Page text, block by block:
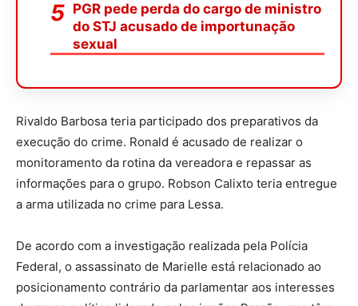
PGR pede perda do cargo de ministro
do STJ acusado de importunação
sexual
Rivaldo Barbosa teria participado dos preparativos da
execução do crime. Ronald é acusado de realizar o
monitoramento da rotina da vereadora e repassar as
informações para o grupo. Robson Calixto teria entregue
a arma utilizada no crime para Lessa.
De acordo com a investigação realizada pela Polícia
Federal, o assassinato de Marielle está relacionado ao
posicionamento contrário da parlamentar aos interesses